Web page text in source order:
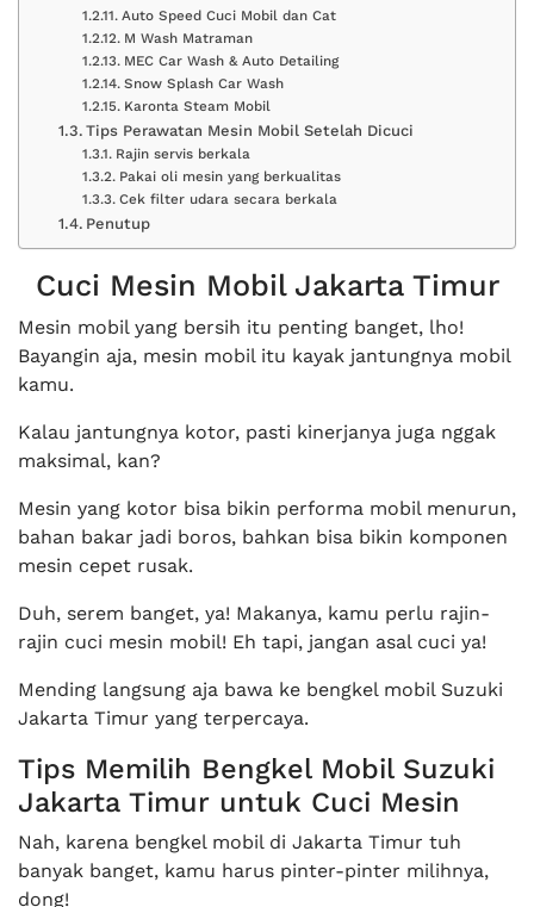
Auto Speed Cuci Mobil dan Cat
M Wash Matraman
MEC Car Wash & Auto Detailing
Snow Splash Car Wash
Karonta Steam Mobil
Tips Perawatan Mesin Mobil Setelah Dicuci
Rajin servis berkala
Pakai oli mesin yang berkualitas
Cek filter udara secara berkala
Penutup
Cuci Mesin Mobil Jakarta Timur
Mesin mobil yang bersih itu penting banget, lho!
Bayangin aja, mesin mobil itu kayak jantungnya mobil
kamu.
Kalau jantungnya kotor, pasti kinerjanya juga nggak
maksimal, kan?
Mesin yang kotor bisa bikin performa mobil menurun,
bahan bakar jadi boros, bahkan bisa bikin komponen
mesin cepet rusak.
Duh, serem banget, ya! Makanya, kamu perlu rajin-
rajin cuci mesin mobil! Eh tapi, jangan asal cuci ya!
Mending langsung aja bawa ke bengkel mobil Suzuki
Jakarta Timur yang terpercaya.
Tips Memilih Bengkel Mobil Suzuki
Jakarta Timur untuk Cuci Mesin
Nah, karena bengkel mobil di Jakarta Timur tuh
banyak banget, kamu harus pinter-pinter milihnya,
dong!